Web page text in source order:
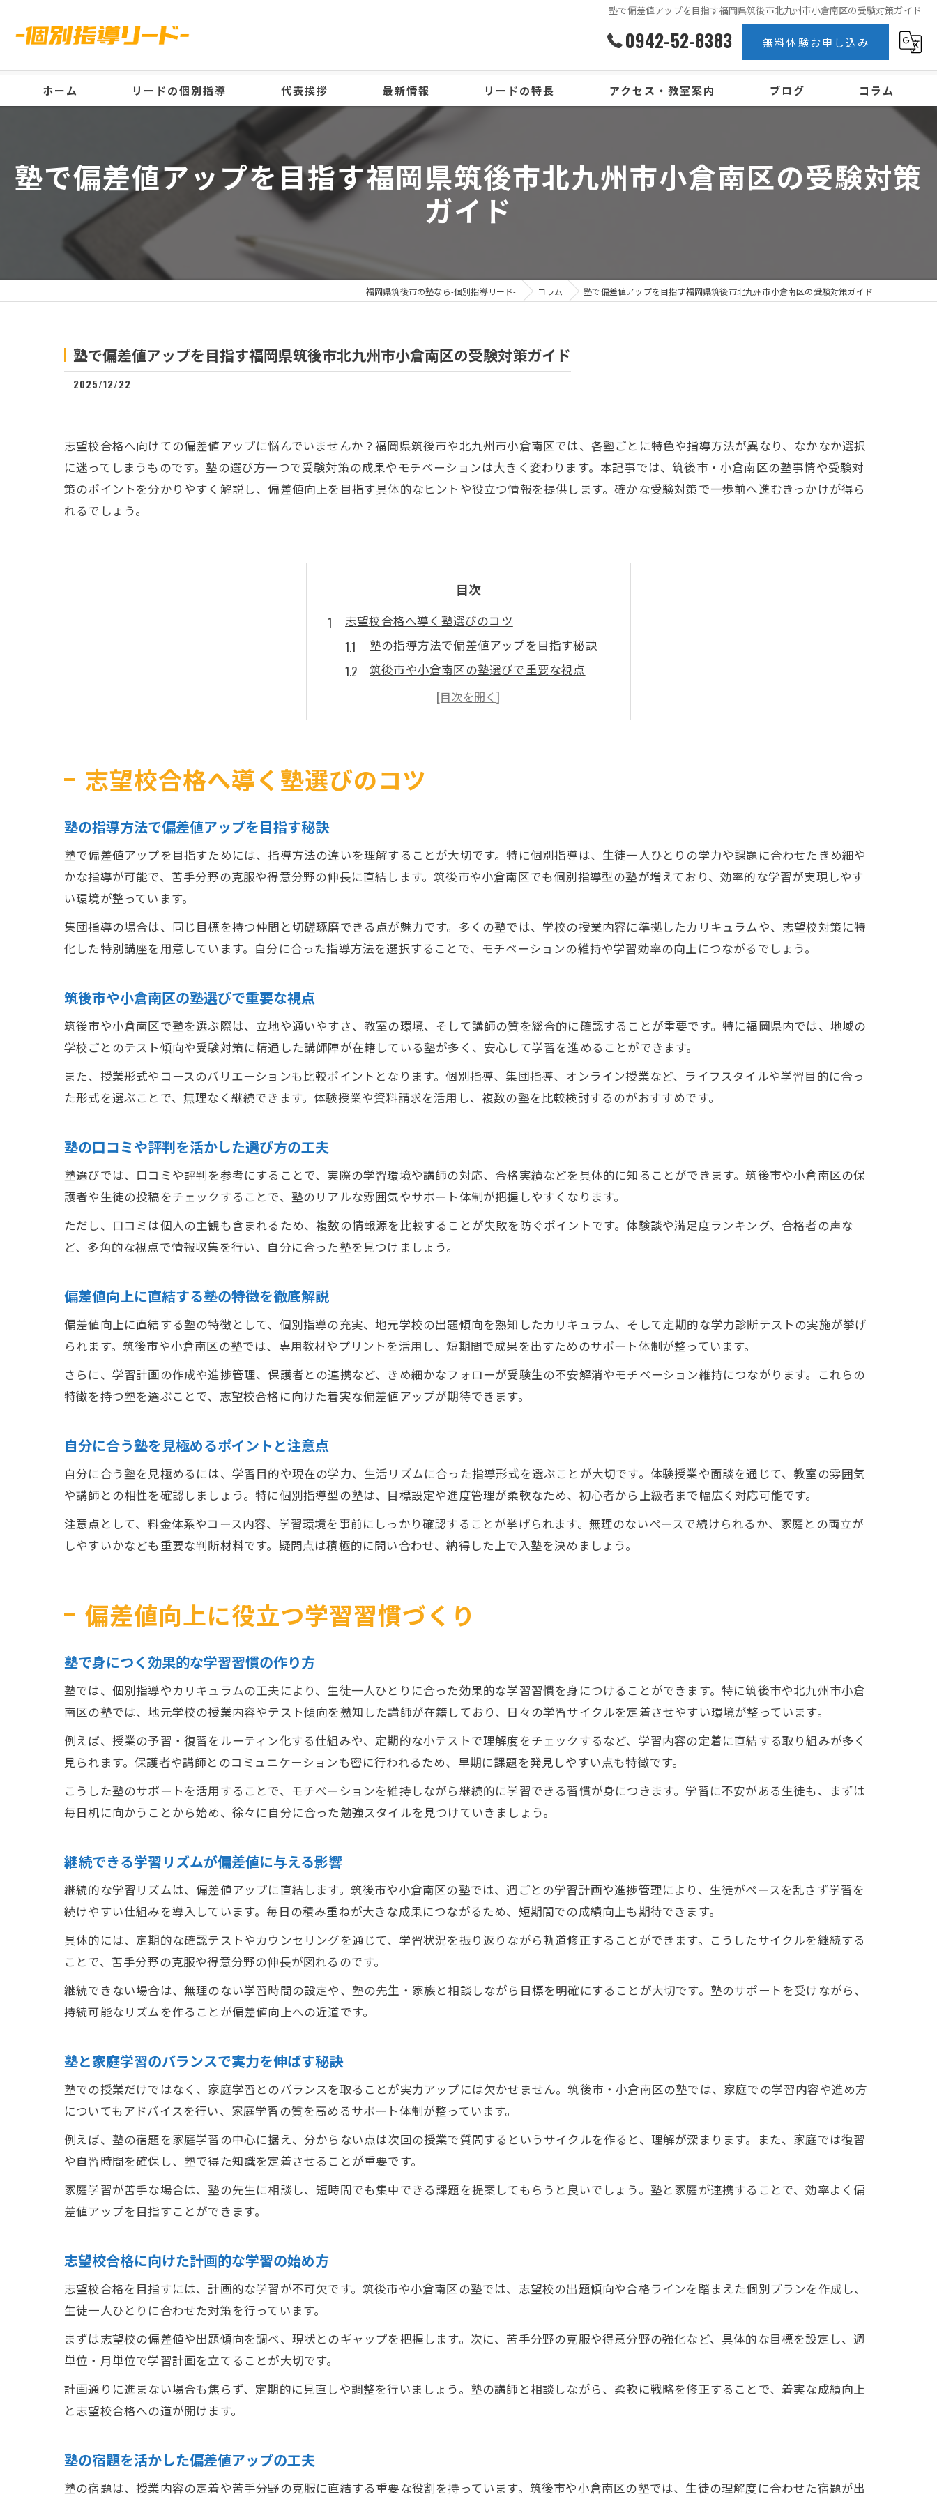
塾で偏差値アップを目指す福岡県筑後市北九州市小倉南区の受験対策ガイド
0942-52-8383 無料体験お申し込み
ホーム リードの個別指導 代表挨拶 最新情報 リードの特長
中学生
高校生
アクセス・教室案内 ブログ コラム
塾で偏差値アップを目指す福岡県筑後市北九州市小倉南区の受験対策
ガイド
福岡県筑後市の塾なら-個別指導リード- コラム 塾で偏差値アップを目指す福岡県筑後市北九州市小倉南区の受験対策ガイド
塾で偏差値アップを目指す福岡県筑後市北九州市小倉南区の受験対策ガイド
2025/12/22
志望校合格へ向けての偏差値アップに悩んでいませんか？福岡県筑後市や北九州市小倉南区では、各塾ごとに特色や指導方法が異なり、なかなか選択
に迷ってしまうものです。塾の選び方一つで受験対策の成果やモチベーションは大きく変わります。本記事では、筑後市・小倉南区の塾事情や受験対
策のポイントを分かりやすく解説し、偏差値向上を目指す具体的なヒントや役立つ情報を提供します。確かな受験対策で一歩前へ進むきっかけが得ら
れるでしょう。
目次
志望校合格へ導く塾選びのコツ
塾の指導方法で偏差値アップを目指す秘訣
筑後市や小倉南区の塾選びで重要な視点
塾の口コミや評判を活かした選び方の工夫
偏差値向上に直結する塾の特徴を徹底解説
偏差値向上に役立つ学習習慣づくり
塾で身につく効果的な学習習慣の作り方
志望校合格に向けた計画的な学習の始め方
塾の宿題を活かした偏差値アップの工夫
地元で評価される塾の選び方と偏差値対策
塾選びが受験対策や偏差値向上に与える効果
合格を目指すなら塾の活用が鍵に
塾を活用した受験対策が偏差値に効く理由
個別指導塾が成績アップに強いメリット
塾のサポート体制が合格可能性を高める秘訣
成績アップを実現する個別指導塾の実力
個別指導塾で偏差値が伸びる理由を解説
生徒一人ひとりに合った塾指導の効果
個別指導塾の講師による的確な学習管理
塾と家庭学習で偏差値アップを目指す方法
塾と家庭学習の組み合わせが偏差値向上の鍵
塾の学習内容を家庭で活かす方法とコツ
塾と家庭で役割分担する学習計画の立て方
志望校合格へ導く塾選びのコツ
塾の指導方法で偏差値アップを目指す秘訣
塾で偏差値アップを目指すためには、指導方法の違いを理解することが大切です。特に個別指導は、生徒一人ひとりの学力や課題に合わせたきめ細や
かな指導が可能で、苦手分野の克服や得意分野の伸長に直結します。筑後市や小倉南区でも個別指導型の塾が増えており、効率的な学習が実現しやす
い環境が整っています。
集団指導の場合は、同じ目標を持つ仲間と切磋琢磨できる点が魅力です。多くの塾では、学校の授業内容に準拠したカリキュラムや、志望校対策に特
化した特別講座を用意しています。自分に合った指導方法を選択することで、モチベーションの維持や学習効率の向上につながるでしょう。
筑後市や小倉南区の塾選びで重要な視点
筑後市や小倉南区で塾を選ぶ際は、立地や通いやすさ、教室の環境、そして講師の質を総合的に確認することが重要です。特に福岡県内では、地域の
学校ごとのテスト傾向や受験対策に精通した講師陣が在籍している塾が多く、安心して学習を進めることができます。
また、授業形式やコースのバリエーションも比較ポイントとなります。個別指導、集団指導、オンライン授業など、ライフスタイルや学習目的に合っ
た形式を選ぶことで、無理なく継続できます。体験授業や資料請求を活用し、複数の塾を比較検討するのがおすすめです。
塾の口コミや評判を活かした選び方の工夫
塾選びでは、口コミや評判を参考にすることで、実際の学習環境や講師の対応、合格実績などを具体的に知ることができます。筑後市や小倉南区の保
護者や生徒の投稿をチェックすることで、塾のリアルな雰囲気やサポート体制が把握しやすくなります。
ただし、口コミは個人の主観も含まれるため、複数の情報源を比較することが失敗を防ぐポイントです。体験談や満足度ランキング、合格者の声な
ど、多角的な視点で情報収集を行い、自分に合った塾を見つけましょう。
偏差値向上に直結する塾の特徴を徹底解説
偏差値向上に直結する塾の特徴として、個別指導の充実、地元学校の出題傾向を熟知したカリキュラム、そして定期的な学力診断テストの実施が挙げ
られます。筑後市や小倉南区の塾では、専用教材やプリントを活用し、短期間で成果を出すためのサポート体制が整っています。
さらに、学習計画の作成や進捗管理、保護者との連携など、きめ細かなフォローが受験生の不安解消やモチベーション維持につながります。これらの
特徴を持つ塾を選ぶことで、志望校合格に向けた着実な偏差値アップが期待できます。
自分に合う塾を見極めるポイントと注意点
自分に合う塾を見極めるには、学習目的や現在の学力、生活リズムに合った指導形式を選ぶことが大切です。体験授業や面談を通じて、教室の雰囲気
や講師との相性を確認しましょう。特に個別指導型の塾は、目標設定や進度管理が柔軟なため、初心者から上級者まで幅広く対応可能です。
注意点として、料金体系やコース内容、学習環境を事前にしっかり確認することが挙げられます。無理のないペースで続けられるか、家庭との両立が
しやすいかなども重要な判断材料です。疑問点は積極的に問い合わせ、納得した上で入塾を決めましょう。
偏差値向上に役立つ学習習慣づくり
塾で身につく効果的な学習習慣の作り方
塾では、個別指導やカリキュラムの工夫により、生徒一人ひとりに合った効果的な学習習慣を身につけることができます。特に筑後市や北九州市小倉
南区の塾では、地元学校の授業内容やテスト傾向を熟知した講師が在籍しており、日々の学習サイクルを定着させやすい環境が整っています。
例えば、授業の予習・復習をルーティン化する仕組みや、定期的な小テストで理解度をチェックするなど、学習内容の定着に直結する取り組みが多く
見られます。保護者や講師とのコミュニケーションも密に行われるため、早期に課題を発見しやすい点も特徴です。
こうした塾のサポートを活用することで、モチベーションを維持しながら継続的に学習できる習慣が身につきます。学習に不安がある生徒も、まずは
毎日机に向かうことから始め、徐々に自分に合った勉強スタイルを見つけていきましょう。
継続できる学習リズムが偏差値に与える影響
継続的な学習リズムは、偏差値アップに直結します。筑後市や小倉南区の塾では、週ごとの学習計画や進捗管理により、生徒がペースを乱さず学習を
続けやすい仕組みを導入しています。毎日の積み重ねが大きな成果につながるため、短期間での成績向上も期待できます。
具体的には、定期的な確認テストやカウンセリングを通じて、学習状況を振り返りながら軌道修正することができます。こうしたサイクルを継続する
ことで、苦手分野の克服や得意分野の伸長が図れるのです。
継続できない場合は、無理のない学習時間の設定や、塾の先生・家族と相談しながら目標を明確にすることが大切です。塾のサポートを受けながら、
持続可能なリズムを作ることが偏差値向上への近道です。
塾と家庭学習のバランスで実力を伸ばす秘訣
塾での授業だけではなく、家庭学習とのバランスを取ることが実力アップには欠かせません。筑後市・小倉南区の塾では、家庭での学習内容や進め方
についてもアドバイスを行い、家庭学習の質を高めるサポート体制が整っています。
例えば、塾の宿題を家庭学習の中心に据え、分からない点は次回の授業で質問するというサイクルを作ると、理解が深まります。また、家庭では復習
や自習時間を確保し、塾で得た知識を定着させることが重要です。
家庭学習が苦手な場合は、塾の先生に相談し、短時間でも集中できる課題を提案してもらうと良いでしょう。塾と家庭が連携することで、効率よく偏
差値アップを目指すことができます。
志望校合格に向けた計画的な学習の始め方
志望校合格を目指すには、計画的な学習が不可欠です。筑後市や小倉南区の塾では、志望校の出題傾向や合格ラインを踏まえた個別プランを作成し、
生徒一人ひとりに合わせた対策を行っています。
まずは志望校の偏差値や出題傾向を調べ、現状とのギャップを把握します。次に、苦手分野の克服や得意分野の強化など、具体的な目標を設定し、週
単位・月単位で学習計画を立てることが大切です。
計画通りに進まない場合も焦らず、定期的に見直しや調整を行いましょう。塾の講師と相談しながら、柔軟に戦略を修正することで、着実な成績向上
と志望校合格への道が開けます。
塾の宿題を活かした偏差値アップの工夫
塾の宿題は、授業内容の定着や苦手分野の克服に直結する重要な役割を持っています。筑後市や小倉南区の塾では、生徒の理解度に合わせた宿題が出